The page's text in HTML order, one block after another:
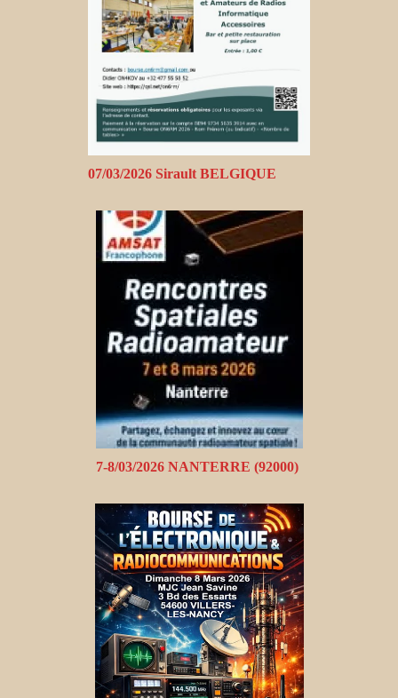
07/03/2026 Sirault BELGIQUE
7-8/03/2026 NANTERRE (92000)